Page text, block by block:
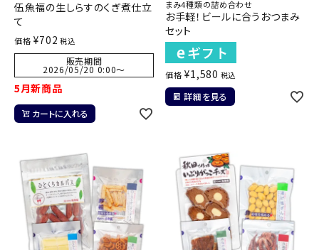
伍魚福の生しらすのくぎ煮仕立
て
価格 ¥702 税込
販売期間
2026/05/20 0:00〜
5月新商品
カートに入れる
まみ4種類の詰め合わせ
お手軽！ビールに合うおつまみ
セット
価格 ¥1,580 税込
詳細を見る